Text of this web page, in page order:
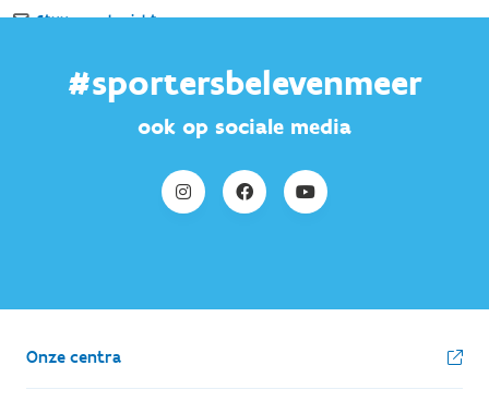
#sportersbelevenmeer
ook op sociale media
Onze centra